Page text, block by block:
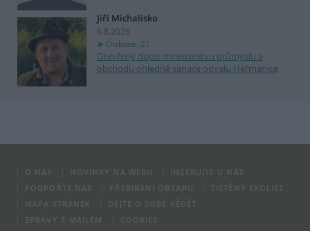
Jiří Michalisko
6.8.2026
Diskuse: 21
Otevřený dopis ministerstvu průmyslu a
obchodu ohledně sanace odvalu Heřmanice
O NÁS NOVINKY NA WEBU
INZERUJTE U NÁS
PODPOŘTE NÁS
PŘEBÍRÁNÍ OBSAHU
TIŠTĚNÝ EKOLIST
MAPA STRÁNEK
DEJTE O SOBĚ VĚDĚT
ZPRÁVY E-MAILEM
COOKIES